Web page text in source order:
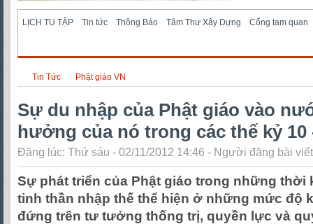
LỊCH TU TẬP Tin tức Thông Báo Tâm Thư Xây Dựng Cổng tam quan
Tin Tức Phật giáo VN
Sự du nhập của Phật giáo vào
hưởng của nó trong các thế kỷ 10
Đăng lúc: Thứ sáu - 02/11/2012 14:46 - Người đăng bài
Sự phát triển của Phật giáo trong những thời
tinh thần nhập thế thể hiện ở những mức độ
đứng trên tư tưởng thống trị, quyền lực và